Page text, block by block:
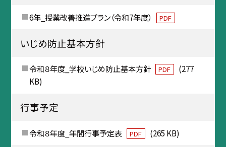
6年_授業改善推進プラン（令和7年度） PDF
いじめ防止基本方針
令和８年度_学校いじめ防止基本方針 PDF
(277
KB)
行事予定
令和８年度_年間行事予定表 PDF (265 KB)